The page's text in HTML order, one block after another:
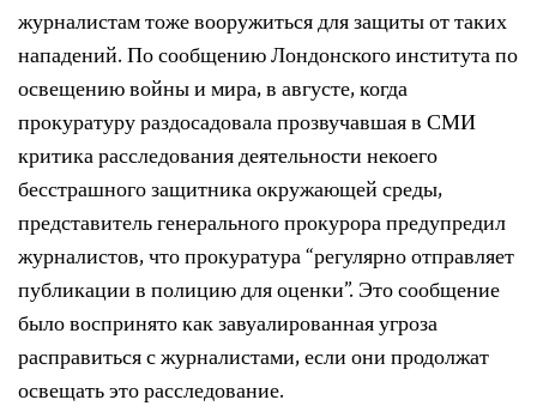
журналистам тоже вооружиться для защиты от таких
нападений. По сообщению Лондонского института по
освещению войны и мира, в августе, когда
прокуратуру раздосадовала прозвучавшая в СМИ
критика расследования деятельности некоего
бесстрашного защитника окружающей среды,
представитель генерального прокурора предупредил
журналистов, что прокуратура “регулярно отправляет
публикации в полицию для оценки”. Это сообщение
было воспринято как завуалированная угроза
расправиться с журналистами, если они продолжат
освещать это расследование.